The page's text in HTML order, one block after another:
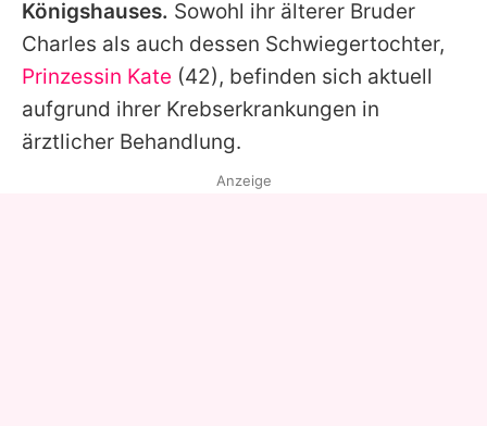
Königshauses. Sowohl ihr älterer Bruder
Charles als auch dessen Schwiegertochter,
Prinzessin Kate (42), befinden sich aktuell
aufgrund ihrer Krebserkrankungen in
ärztlicher Behandlung.
Anzeige